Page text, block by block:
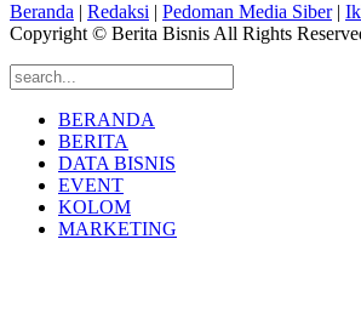
Beranda | Redaksi | Pedoman Media Siber|
Copyright © Berita Bisnis All Rights
BERANDA
BERITA
DATA BISNIS
EVENT
KOLOM
MARKETING